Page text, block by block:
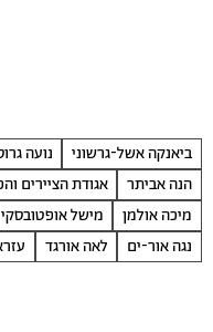
ביאנקה אשל-גרשוני נועה
הנה אביתר
אגודת הציירים
מיכה אולמן
מישל אופטובסקי
נגה אור-ים
לאה אורגד